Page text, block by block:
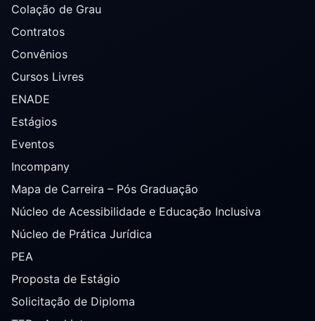
Colação de Grau
Contratos
Convênios
Cursos Livres
ENADE
Estágios
Eventos
Incompany
Mapa de Carreira – Pós Graduação
Núcleo de Acessibilidade e Educação Inclusiva
Núcleo de Prática Jurídica
PEA
Proposta de Estágio
Solicitação de Diploma